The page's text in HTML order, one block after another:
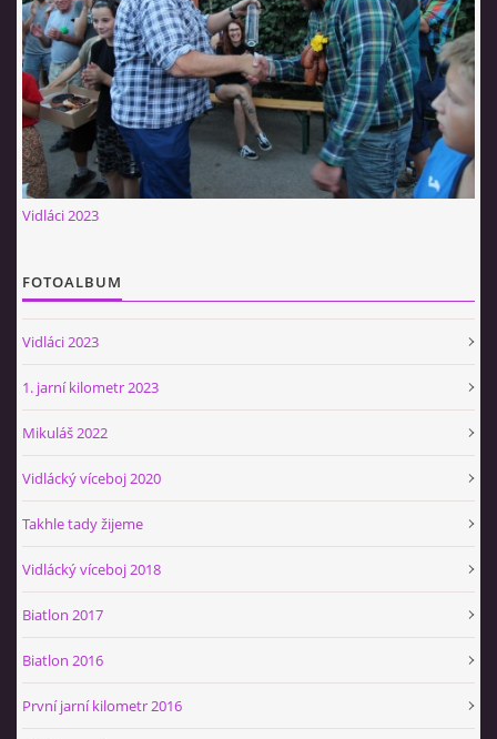
VIDLÁCKÝ VÍCEBOJ 2023
CENÍK
Vidláci 2023
FOTOALBUM
Vidláci 2023
1. jarní kilometr 2023
Mikuláš 2022
Vidlácký víceboj 2020
Takhle tady žijeme
Vidlácký víceboj 2018
Biatlon 2017
Biatlon 2016
První jarní kilometr 2016